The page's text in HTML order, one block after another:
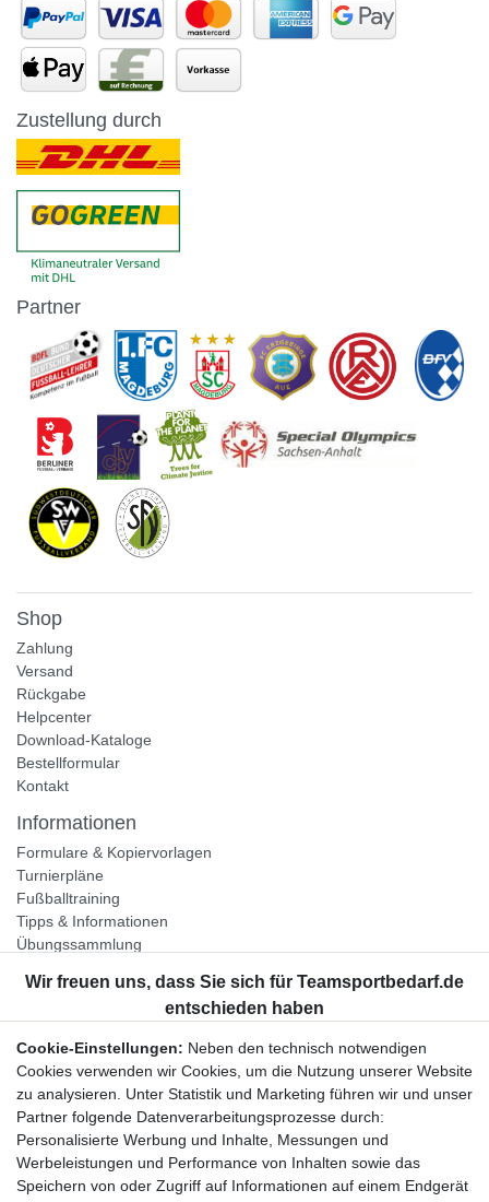
Zustellung durch
Partner
Shop
Zahlung
Versand
Rückgabe
Helpcenter
Download-Kataloge
Bestellformular
Kontakt
Informationen
Formulare & Kopiervorlagen
Turnierpläne
Fußballtraining
Tipps & Informationen
Übungssammlung
Unternehmen
Widerrufsrecht
Bestellung widerrufen
Datenschutzerklärung
AGB
Impressum
Cookie-Einstellungen: Neben den technisch notwendigen
Cookies verwenden wir Cookies, um die Nutzung unserer Website
zu analysieren. Unter Statistik und Marketing führen wir und unser
Partner folgende Datenverarbeitungsprozesse durch:
Personalisierte Werbung und Inhalte, Messungen und
Werbeleistungen und Performance von Inhalten sowie das
Speichern von oder Zugriff auf Informationen auf einem Endgerät